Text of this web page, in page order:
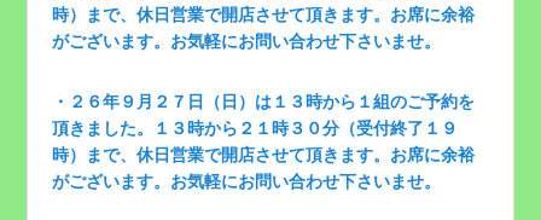
時）まで、休日営業で開店させて頂きます。お席に余裕
がございます。お気軽にお問い合わせ下さいませ。
・２６年９月２７日（日）は１３時から１組のご予約を
頂きました。１３時から２１時３０分（受付終了１９
時）まで、休日営業で開店させて頂きます。お席に余裕
がございます。お気軽にお問い合わせ下さいませ。